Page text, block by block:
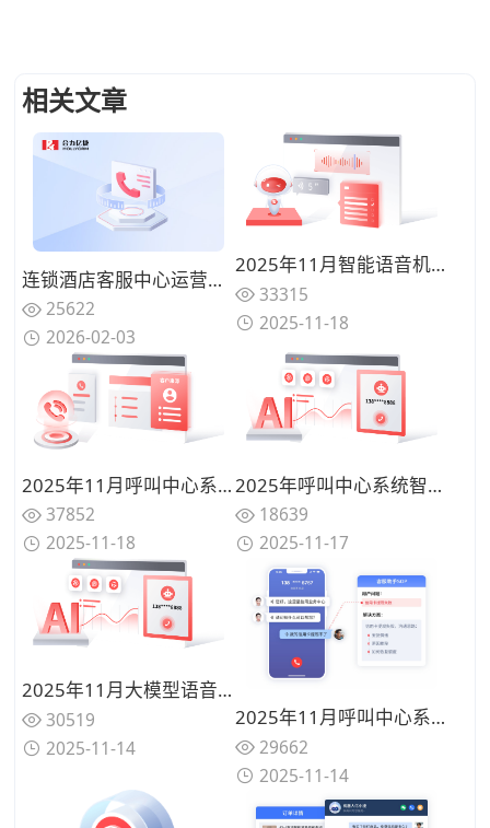
相关文章
连锁酒店客服中心运营升级:基于400号码实现预订与投诉统一管理方案
25622
2026-02-03
2025年11月智能语音机器人性能大比拼：识别率、延迟与流畅度全维对比
33315
2025-11-18
2025年11月呼叫中心系统品牌价值盘点：合力亿捷领衔行业智能化升级
37852
2025-11-18
2025年呼叫中心系统智能选型必看：AI驱动客服体验全新升级哪家更智能？
18639
2025-11-17
2025年11月大模型语音机器人性能实测对比：主流品牌从语音识别到任务执行的性能差距一览
30519
2025-11-14
2025年11月呼叫中心系统品牌价值盘点：合力亿捷领衔行业智能化升级
29662
2025-11-14